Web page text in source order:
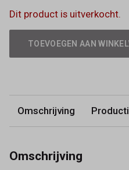
Dit product is uitverkocht.
TOEVOEGEN AAN
Omschrijving
Omschrijving